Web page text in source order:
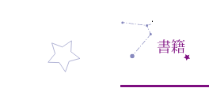
書籍